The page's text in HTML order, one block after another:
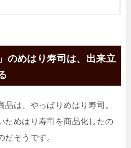
のめはり寿司は、出来立
は、やっぱりめはり寿司。
ためはり寿司を商品化したの
だそうです。